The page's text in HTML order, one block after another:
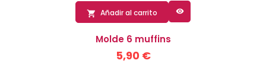
 Añadir al carrito 
Molde 6 muffins
5,90 €